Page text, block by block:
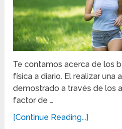
Te contamos acerca de los
física a diario. El realizar una
demostrado a través de los
factor de …
[Continue Reading...]